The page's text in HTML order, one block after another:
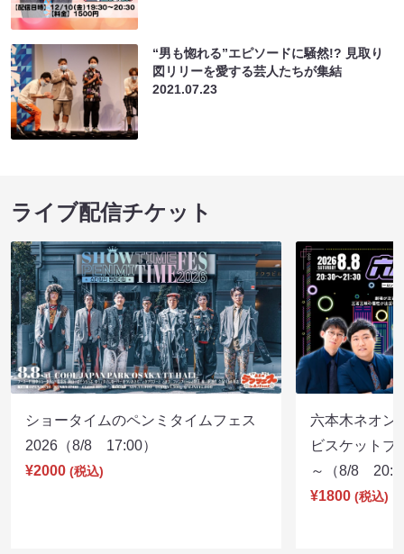
“男も惚れる”エピソードに騒然!? 見取り
図リリーを愛する芸人たちが集結
2021.07.23
ライブ配信チケット
ショータイムのペンミタイムフェス
2026（8/8 17:00）
¥2000 (税込)
六本木ネオン
ビスケットブ
～（8/8
¥1800 (税込)